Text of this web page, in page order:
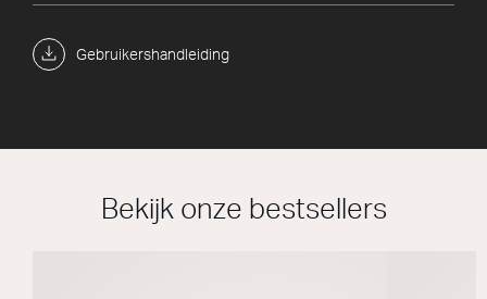
Gebruikershandleiding
Bekijk onze bestsellers